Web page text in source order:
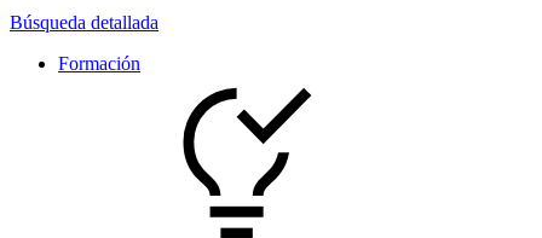
Búsqueda detallada
Formación